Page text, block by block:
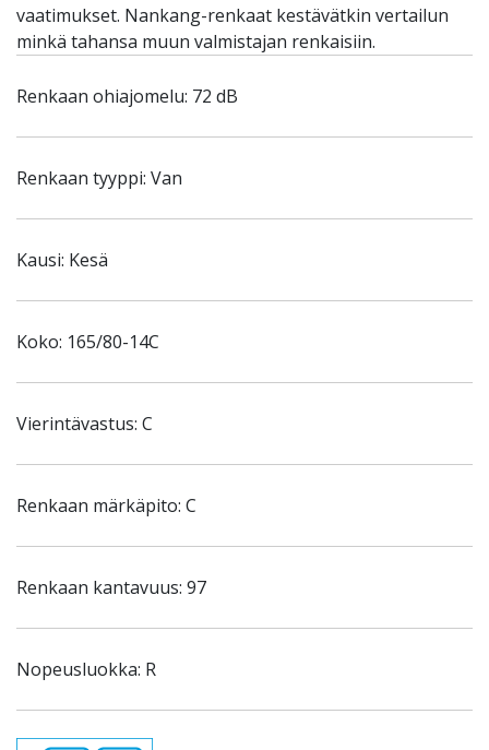
vaatimukset. Nankang-renkaat kestävätkin vertailun
minkä tahansa muun valmistajan renkaisiin.
Renkaan ohiajomelu: 72 dB
Renkaan tyyppi: Van
Kausi: Kesä
Koko: 165/80-14C
Vierintävastus: C
Renkaan märkäpito: C
Renkaan kantavuus: 97
Nopeusluokka: R